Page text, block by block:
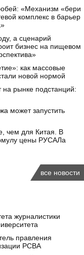
«Механизм «бери
комплекс в барьер
а сценарий
бизнес на пищевом
как массовые
новой нормой
рынке подстанций:
может запустить
чем для Китая. В
цены РУСАЛа
все новости
журналистики
правления
РСВА